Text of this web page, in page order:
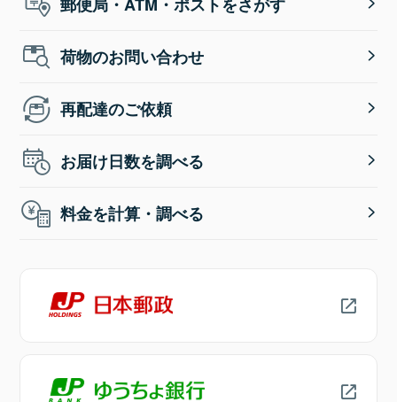
荷物のお問い合わせ
再配達のご依頼
お届け日数を調べる
料金を計算・調べる